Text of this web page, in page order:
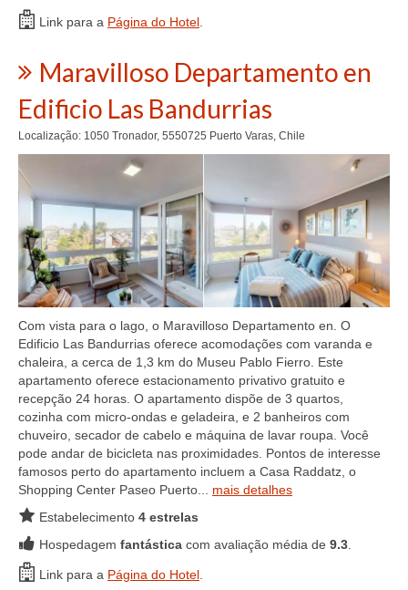
Link para a Página do Hotel
Maravilloso Departamento en
Edificio Las Bandurrias
Localização: 1050 Tronador, 5550725 Puerto Varas, Chile
Com vista para o lago, o Maravilloso Departamento en. O
Edificio Las Bandurrias oferece acomodações com varanda e
chaleira, a cerca de 1,3 km do Museu Pablo Fierro. Este
apartamento oferece estacionamento privativo gratuito e
recepção 24 horas. O apartamento dispõe de 3 quartos,
cozinha com micro-ondas e geladeira, e 2 banheiros com
chuveiro, secador de cabelo e máquina de lavar roupa. Você
pode andar de bicicleta nas proximidades. Pontos de interesse
famosos perto do apartamento incluem a Casa Raddatz, o
Shopping Center Paseo Puerto... mais detalhes
Estabelecimento 4 estrelas
Hospedagem fantástica com avaliação média de 9.3
Link para a Página do Hotel